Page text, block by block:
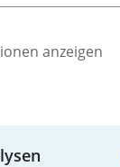
anzeigen